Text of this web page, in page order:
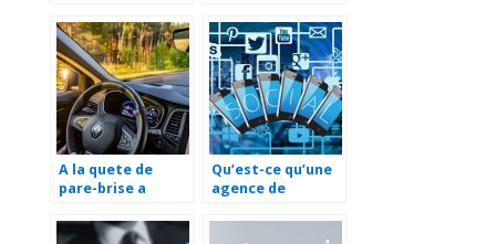
preavis
A la quete de
pare-brise a
Qu’est-ce qu’une
agence de
comment la